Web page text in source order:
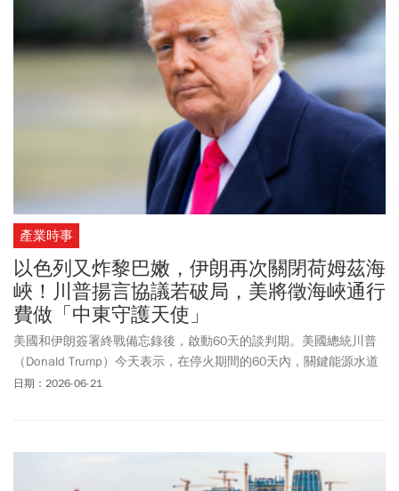
表iPhone 18 Pro、iPhone 18 Pro Max以及蘋果首款摺疊iPhone。
產業時事
以色列又炸黎巴嫩，伊朗再次關閉荷姆茲海
峽！川普揚言協議若破局，美將徵海峽通行
費做「中東守護天使」
美國和伊朗簽署終戰備忘錄後，啟動60天的談判期。美國總統川普
（Donald Trump）今天表示，在停火期間的60天內，關鍵能源水道
荷姆茲海峽（Strait of Hormuz）將免收通行費，60天期滿後也不會
日期：2026-06-21